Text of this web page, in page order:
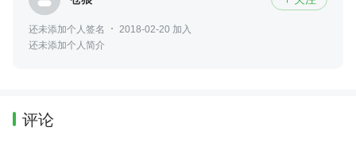
还未添加个人签名
2018-02-20 加入
还未添加个人简介
评论